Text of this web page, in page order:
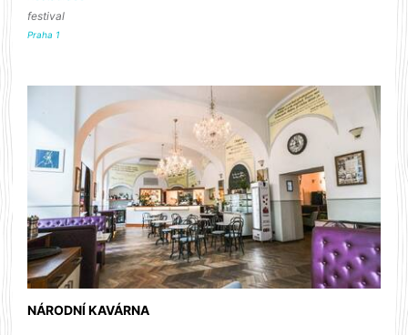
festival
Praha 1
NÁRODNÍ KAVÁRNA